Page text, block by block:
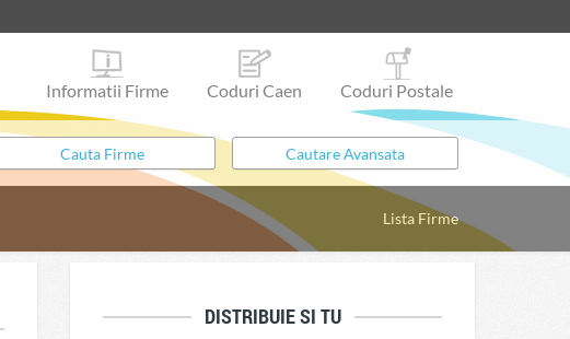
Informatii Firme Coduri Caen Coduri Postale
Lista Firme
DISTRIBUIE SI TU